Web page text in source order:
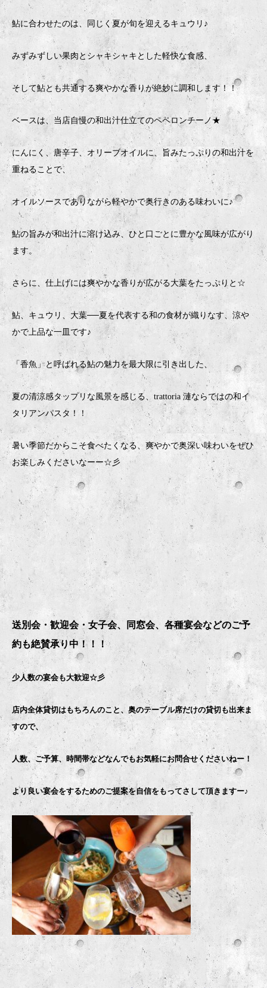
鮎に合わせたのは、同じく夏が旬を迎えるキュウリ♪
みずみずしい果肉とシャキシャキとした軽快な食感、
そして鮎とも共通する爽やかな香りが絶妙に調和します！！
ベースは、当店自慢の和出汁仕立てのペペロンチーノ★
にんにく、唐辛子、オリーブオイルに、旨みたっぷりの和出汁を
重ねることで、
オイルソースでありながら軽やかで奥行きのある味わいに♪
鮎の旨みが和出汁に溶け込み、ひと口ごとに豊かな風味が広がり
ます。
さらに、仕上げには爽やかな香りが広がる大葉をたっぷりと☆
鮎、キュウリ、大葉──夏を代表する和の食材が織りなす、涼や
かで上品な一皿です♪
「香魚」と呼ばれる鮎の魅力を最大限に引き出した、
夏の清涼感タップリな風景を感じる、trattoria 漣ならではの和イ
タリアンパスタ！！
暑い季節だからこそ食べたくなる、爽やかで奥深い味わいをぜひ
お楽しみくださいなーー☆彡
送別会・歓迎会・女子会、同窓会、各種宴会などのご予
約も絶賛承り中！！！
少人数の宴会も大歓迎☆彡
店内全体貸切はもちろんのこと、奥のテーブル席だけの貸切も出来ま
すので、
人数、ご予算、時間帯などなんでもお気軽にお問合せくださいねー！
より良い宴会をするためのご提案を自信をもってさして頂きますー♪